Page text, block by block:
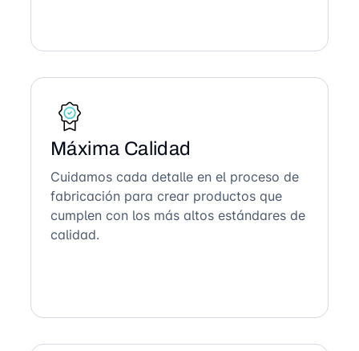
Máxima Calidad
Cuidamos cada detalle en el proceso de
fabricación para crear productos que
cumplen con los más altos estándares de
calidad.